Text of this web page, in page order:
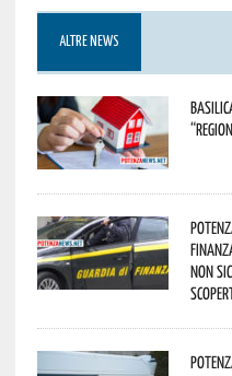
ALTRE NEWS
non